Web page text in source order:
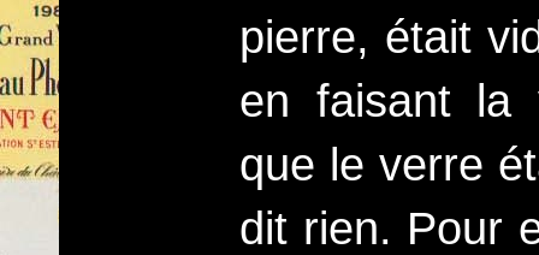
pierre, était
en faisant la
que le verre
dit rien. Pour